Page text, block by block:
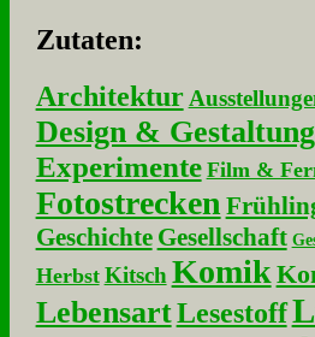
Zu­ta­ten:
Architektur
Design & Gestaltung
Experimente Film &
Fotostrecken
Geschichte Gesellschaft
Herbst Kitsch Komik
LebensartLesestoff